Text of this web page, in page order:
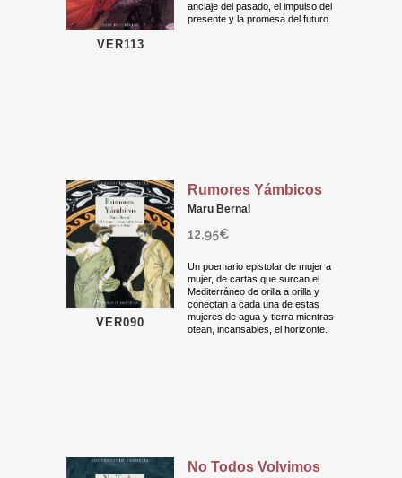
VER113
anclaje del pasado, el impulso del
presente y la promesa del futuro.
VER090
Rumores Yámbicos
Maru Bernal
12,95€
Un poemario epistolar de mujer a
mujer, de cartas que surcan el
Mediterráneo de orilla a orilla y
conectan a cada una de estas
mujeres de agua y tierra mientras
otean, incansables, el horizonte.
No Todos Volvimos